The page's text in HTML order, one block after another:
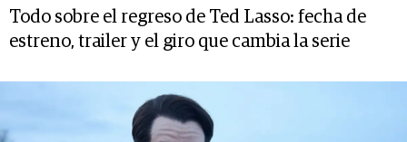
Todo sobre el regreso de Ted Lasso: fecha de
estreno, trailer y el giro que cambia la serie